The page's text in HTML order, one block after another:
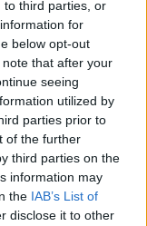
to third parties, or
for
below opt-out
that after your
seeing
utilized by
parties prior to
of the further
third parties on the
information may
the IAB’s List of
disclose it to other
στο Instagram